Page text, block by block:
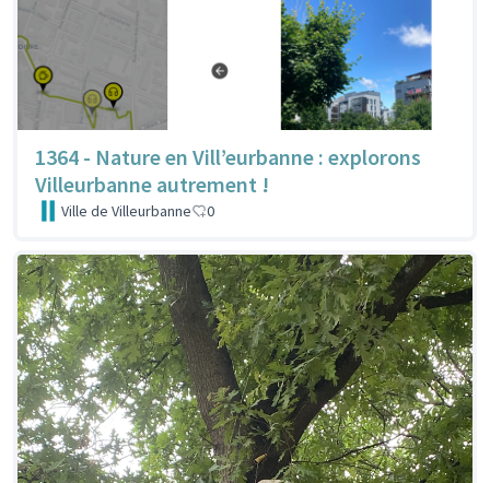
1364 - Nature en Vill’eurbanne : explorons
Villeurbanne autrement !
Ville de Villeurbanne 0